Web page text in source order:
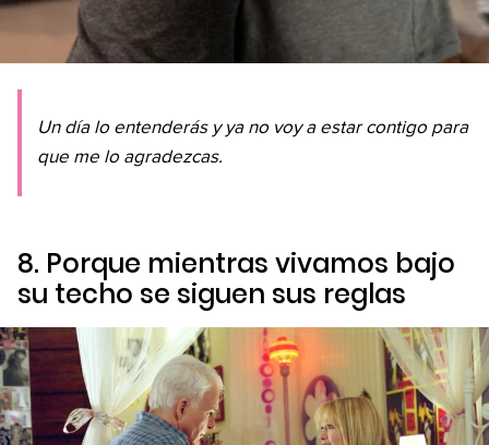
Un día lo entenderás y ya no voy a estar contigo para
que me lo agradezcas.
8. Porque mientras vivamos bajo
su techo se siguen sus reglas